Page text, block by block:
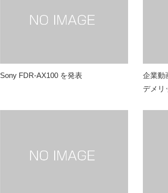
Sony FDR-AX100 を発表
企業動
デメリ